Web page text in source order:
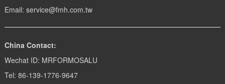
Email: service@fmh.com.tw
China Contact:
Wechat ID: MRFORMOSALU
Tel: 86-139-1776-9647